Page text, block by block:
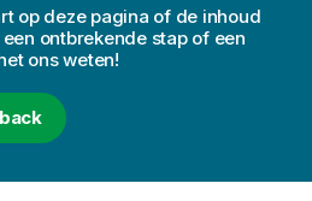
op deze pagina of de inhoud
ontbrekende stap of een
ons weten!